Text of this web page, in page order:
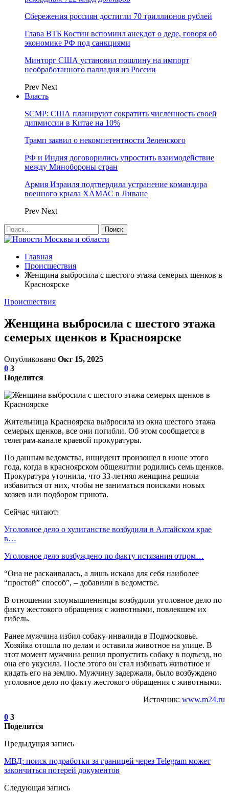
Сбережения россиян достигли 70 триллионов рублей
Глава ВТБ Костин вспомнил анекдот о деде, говоря об
экономике РФ под санкциями
Минторг США установил пошлину на импорт
необработанного палладия из России
Prev Next
Власть
SCMP: США планируют сократить численность своей
дипмиссии в Китае на 10%
Трамп заявил о некомпетентности Зеленского
РФ и Индия договорились упростить взаимодействие
между Минобороны стран
Армия Израиля подтвердила устранение командира
военного крыла ХАМАС в Ливане
Prev Next
Главная
Происшествия
Женщина выбросила с шестого этажа семерых щенков в
Красноярске
Происшествия
Женщина выбросила с шестого этажа
семерых щенков в Красноярске
Опубликовано Окт 15, 2025
0 3
Поделится
Жительница Красноярска выбросила из окна шестого этажа
семерых щенков, все они погибли. Об этом сообщается в
телеграм-канале краевой прокуратуры.
По данным ведомства, инцидент произошел в июне этого
года, когда в красноярском общежитии родились семь щенков.
Прокуратура уточнила, что 33-летняя женщина решила
избавиться от них, чтобы не заниматься поисками новых
хозяев или подбором приюта.
Сейчас читают:
Уголовное дело о хулиганстве возбудили в Алтайском крае
в…
Уголовное дело возбуждено по факту истязания отцом…
“Она не раскаивалась, а лишь искала для себя наиболее
“простой” способ”, – добавили в ведомстве.
В отношении злоумышленницы возбудили уголовное дело по
факту жестокого обращения с животными, повлекшем их
гибель.
Ранее мужчина избил собаку-инвалида в Подмосковье.
Хозяйка отошла по делам и оставила животное на улице. В
этот момент мужчина решил пропустить собаку в подъезд, но
она его укусила. После этого он стал избивать животное и
кидать его на землю. Мужчину задержали, было возбуждено
уголовное дело по факту жестокого обращения с животными.
Источник: www.m24.ru
0 3
Поделится
Предыдущая запись
МВД: поиск подработки за границей через Telegram может
закончиться потерей документов
Следующая запись